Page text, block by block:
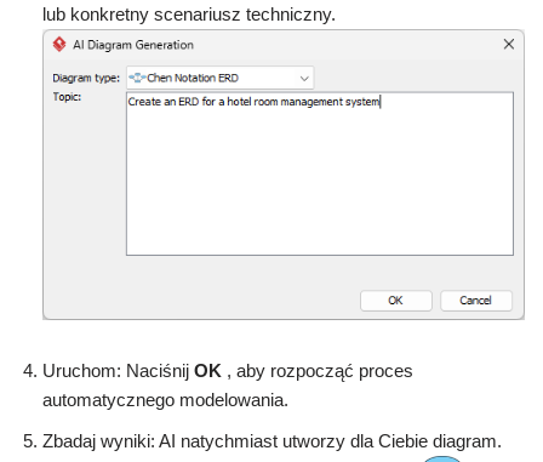
lub konkretny scenariusz techniczny.
Uruchom: Naciśnij OK , aby rozpocząć proces
automatycznego modelowania.
Zbadaj wyniki: AI natychmiast utworzy dla Ciebie diagram.